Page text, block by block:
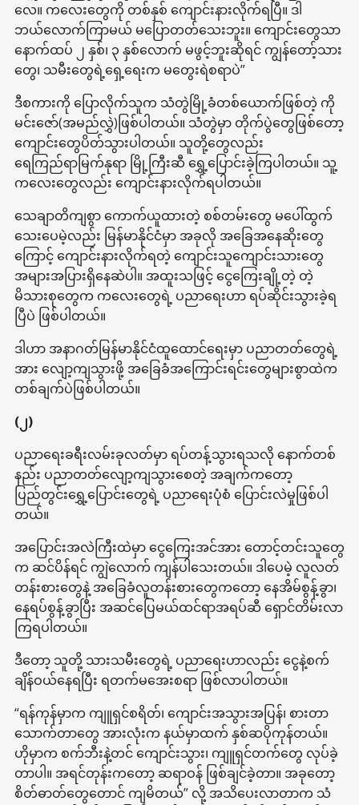
လေ။ ကလေးတွေကို တစ်နှစ် ကျောင်းနားလိုက်ရပြီ။ ဒါ
ဘယ်လောက်ကြာမယ် မပြောတတ်သေးဘူး။ ကျောင်းတွေသာ
နောက်ထပ် ၂ နှစ်၊ ၃ နှစ်လောက် မဖွင့်ဘူးဆိုရင် ကျွန်တော့်သား
တွေ၊ သမီးတွေရဲ့ရှေ့ရေးက မတွေးရဲစရာပဲ”
ဒီစကားကို ပြောလိုက်သူက သံတွဲမြို့ခံတစ်ယောက်ဖြစ်တဲ့ ကို
မင်းဇော်(အမည်လွှဲ)ဖြစ်ပါတယ်။ သံတွဲမှာ တိုက်ပွဲတွေဖြစ်တော့
ကျောင်းတွေပိတ်သွားပါတယ်။ သူတို့တွေလည်း
ရေကြည်ရာမြက်နုရာ မြို့ကြီးဆီ ရွှေ့ပြောင်းခဲ့ကြပါတယ်။ သူ့
ကလေးတွေလည်း ကျောင်းနားလိုက်ရပါတယ်။
သေချာတိကျစွာ ကောက်ယူထားတဲ့ စစ်တမ်းတွေ မပေါ်ထွက်
သေးပေမဲ့လည်း မြန်မာနိုင်ငံမှာ အခုလို အခြေအနေဆိုးတွေ
ကြောင့် ကျောင်းနားလိုက်ရတဲ့ ကျောင်းသူကျောင်းသားတွေ
အများအပြားရှိနေဆဲပါ။ အထူးသဖြင့် ငွေကြေးချို့တဲ့ တဲ့
မိသားစုတွေက ကလေးတွေရဲ့ ပညာရေးဟာ ရပ်ဆိုင်းသွားခဲ့ရ
ပြီပဲ ဖြစ်ပါတယ်။
ဒါဟာ အနာဂတ်မြန်မာနိုင်ငံထူထောင်ရေးမှာ ပညာတတ်တွေရဲ့
အား လျော့ကျသွားဖို့ အခြေခံအကြောင်းရင်းတွေများစွာထဲက
တစ်ချက်ပဲဖြစ်ပါတယ်။
(၂)
ပညာရေးခရီးလမ်းခုလတ်မှာ ရပ်တန့်သွားရသလို နောက်တစ်
နည်း ပညာတတ်လျော့ကျသွားစေတဲ့ အချက်ကတော့
ပြည်တွင်းရွှေ့ပြောင်းတွေရဲ့ ပညာရေးပုံစံ ပြောင်းလဲမှုဖြစ်ပါ
တယ်။
အပြောင်းအလဲကြီးထဲမှာ ငွေကြေးအင်အား တောင့်တင်းသူတွေ
က ဆင်ပိန်ရင် ကျွဲလောက် ကျန်ပါသေးတယ်။ ဒါပေမဲ့ လူလတ်
တန်းစားတွေနဲ့ အခြေခံလူတန်းစားတွေကတော့ နေအိမ်စွန့်ခွာ၊
နေရပ်စွန့်ခွာပြီး အဆင်ပြေမယ်ထင်ရာအရပ်ဆီ ရှောင်တိမ်းလာ
ကြရပါတယ်။
ဒီတော့ သူတို့ သားသမီးတွေရဲ့ ပညာရေးဟာလည်း ငွေနဲ့စက်
ချိန်ဝယ်နေရပြီး ရတက်မအေးစရာ ဖြစ်လာပါတယ်။
“ရန်ကုန်မှာက ကျူရှင်စရိတ်၊ ကျောင်းအသွားအပြန်၊ စားတာ
သောက်တာတွေ အားလုံးက နယ်မှာထက် နှစ်ဆပိုကုန်တယ်။
ဟိုမှာက စက်ဘီးနဲ့တင် ကျောင်းသွား၊ ကျူရှင်တက်တွေ လုပ်ခဲ့
တာပါ။ အရင်တုန်းကတော့ ဆရာဝန် ဖြစ်ချင်ခဲ့တာ။ အခုတော့
စိတ်ဓာတ်တွေတောင် ကျမိတယ်” လို့ အသိပေးလာတာက သံ